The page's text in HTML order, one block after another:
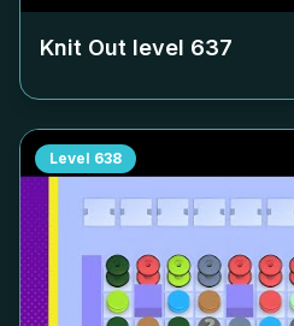
Knit Out level 637
Level 638